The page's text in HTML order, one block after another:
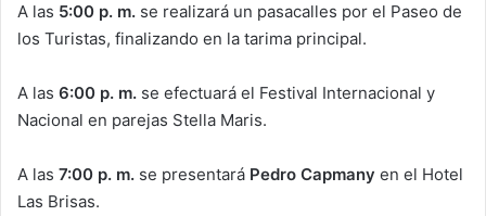
A las 5:00 p. m. se realizará un pasacalles por el Paseo de
los Turistas, finalizando en la tarima principal.
A las 6:00 p. m. se efectuará el Festival Internacional y
Nacional en parejas Stella Maris.
A las 7:00 p. m. se presentará Pedro Capmany en el Hotel
Las Brisas.